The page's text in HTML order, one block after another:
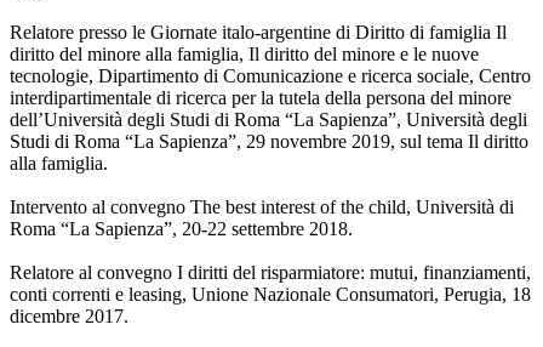
Relatore presso le Giornate italo-argentine di Diritto di famiglia Il
diritto del minore alla famiglia, Il diritto del minore e le nuove
tecnologie, Dipartimento di Comunicazione e ricerca sociale, Centro
interdipartimentale di ricerca per la tutela della persona del minore
dell’Università degli Studi di Roma “La Sapienza”, Università degli
Studi di Roma “La Sapienza”, 29 novembre 2019, sul tema Il diritto
alla famiglia.
Intervento al convegno The best interest of the child, Università di
Roma “La Sapienza”, 20-22 settembre 2018.
Relatore al convegno I diritti del risparmiatore: mutui, finanziamenti,
conti correnti e leasing, Unione Nazionale Consumatori, Perugia, 18
dicembre 2017.